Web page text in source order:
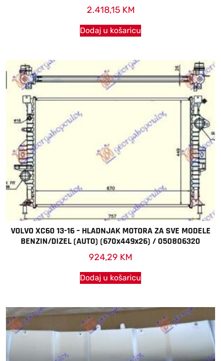
2.418,15 KM
Dodaj u košaricu
VOLVO XC60 13-16 – HLADNJAK MOTORA ZA SVE MODELE
BENZIN/DIZEL (AUTO) (670x449x26) / 050806320
924,29 KM
Dodaj u košaricu